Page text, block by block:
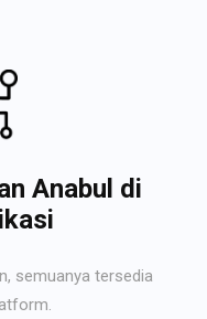
Anabul di
semuanya tersedia